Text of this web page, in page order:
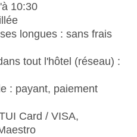
10:30
longues : sans frais
tout l'hôtel (réseau) :
: payant, paiement
Card / VISA,